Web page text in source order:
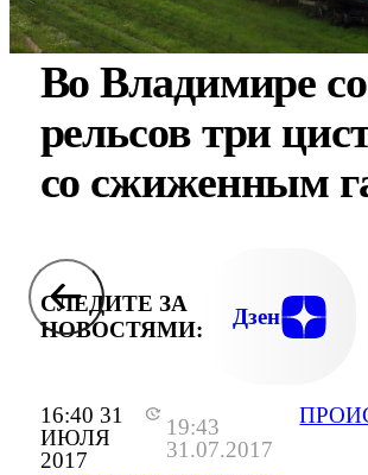
16:40 31
ИЮЛЯ
2017
19:43
31.07.2017
Во Владимире
рельсов три
со сжиженным
СЛЕДИТЕ ЗА
НОВОСТЯМИ:
Дзен